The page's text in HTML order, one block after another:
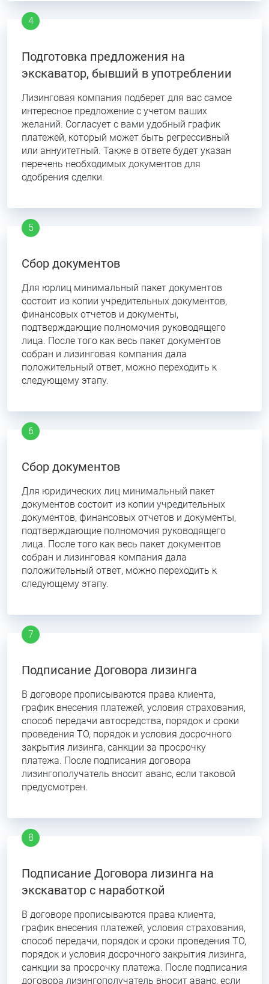
Подготовка предложения на
экскаватор, бывший в употреблении
Лизинговая компания подберет для вас самое
интересное предложение с учетом ваших
желаний. Согласует с вами удобный график
платежей, который может быть регрессивный
или аннуитетный. Также в ответе будет указан
перечень необходимых документов для
одобрения сделки.
Сбор документов
Для юрлиц минимальный пакет документов
состоит из копии учредительных документов,
финансовых отчетов и документы,
подтверждающие полномочия руководящего
лица. После того как весь пакет документов
собран и лизинговая компания дала
положительный ответ, можно переходить к
следующему этапу.
Сбор документов
Для юридических лиц минимальный пакет
документов состоит из копии учредительных
документов, финансовых отчетов и документы,
подтверждающие полномочия руководящего
лица. После того как весь пакет документов
собран и лизинговая компания дала
положительный ответ, можно переходить к
следующему этапу.
Подписание Договора лизинга
В договоре прописываются права клиента,
график внесения платежей, условия страхования,
способ передачи автосредства, порядок и сроки
проведения ТО, порядок и условия досрочного
закрытия лизинга, санкции за просрочку
платежа. После подписания договора
лизингополучатель вносит аванс, если таковой
предусмотрен.
Подписание Договора лизинга на
экскаватор с наработкой
В договоре прописываются права клиента,
график внесения платежей, условия страхования,
способ передачи, порядок и сроки проведения ТО,
порядок и условия досрочного закрытия лизинга,
санкции за просрочку платежа. После подписания
договора лизингополучатель вносит аванс, если